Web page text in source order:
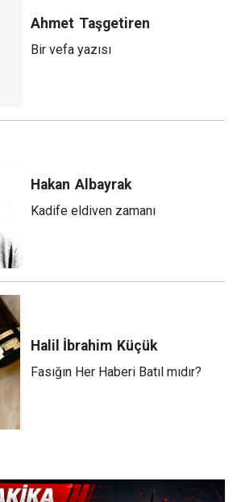
Ahmet Taşgetiren
Bir vefa yazısı
Hakan Albayrak
Kadife eldiven zamanı
Halil İbrahim Küçük
Fasığın Her Haberi Batıl mıdır?